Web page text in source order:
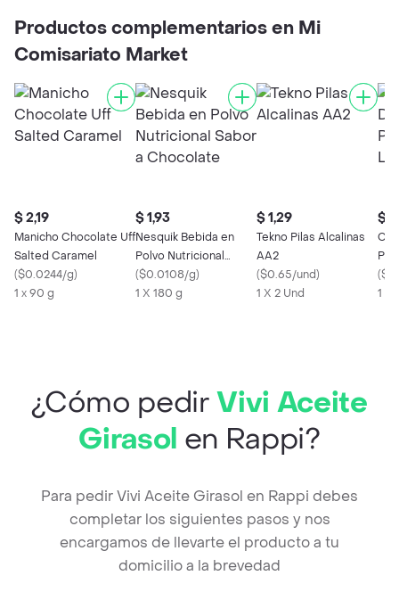
Productos complementarios en Mi
Comisariato Market
$ 2,19
Manicho Chocolate Uff
Salted Caramel
($0.0244/g)
1 x 90 g
$ 1,93
Nesquik Bebida en
Polvo Nutricional
Sabor a Chocolate
($0.0108/g)
1 X 180 g
$ 1,29
Tekno Pilas Alcalinas
AA2
($0.65/und)
1 X 2 Und
$
(
1 X
¿Cómo pedirVivi Aceite
Girasol en Rappi?
Para pedir Vivi Aceite Girasol en Rappi debes
completar los siguientes pasos y nos
encargamos de llevarte el producto a tu
domicilio a la brevedad